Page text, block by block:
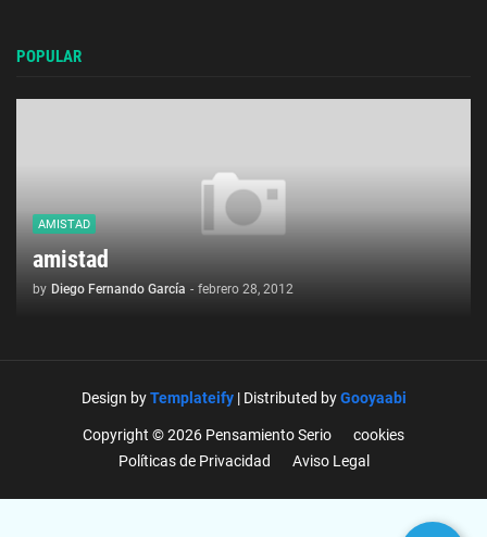
POPULAR
AMISTAD
amistad
by Diego Fernando García - febrero 28, 2012
Design byTemplateify| Distributed byGooyaabi
Copyright © 2026 Pensamiento Serio
cookies
Políticas de Privacidad
Aviso Legal